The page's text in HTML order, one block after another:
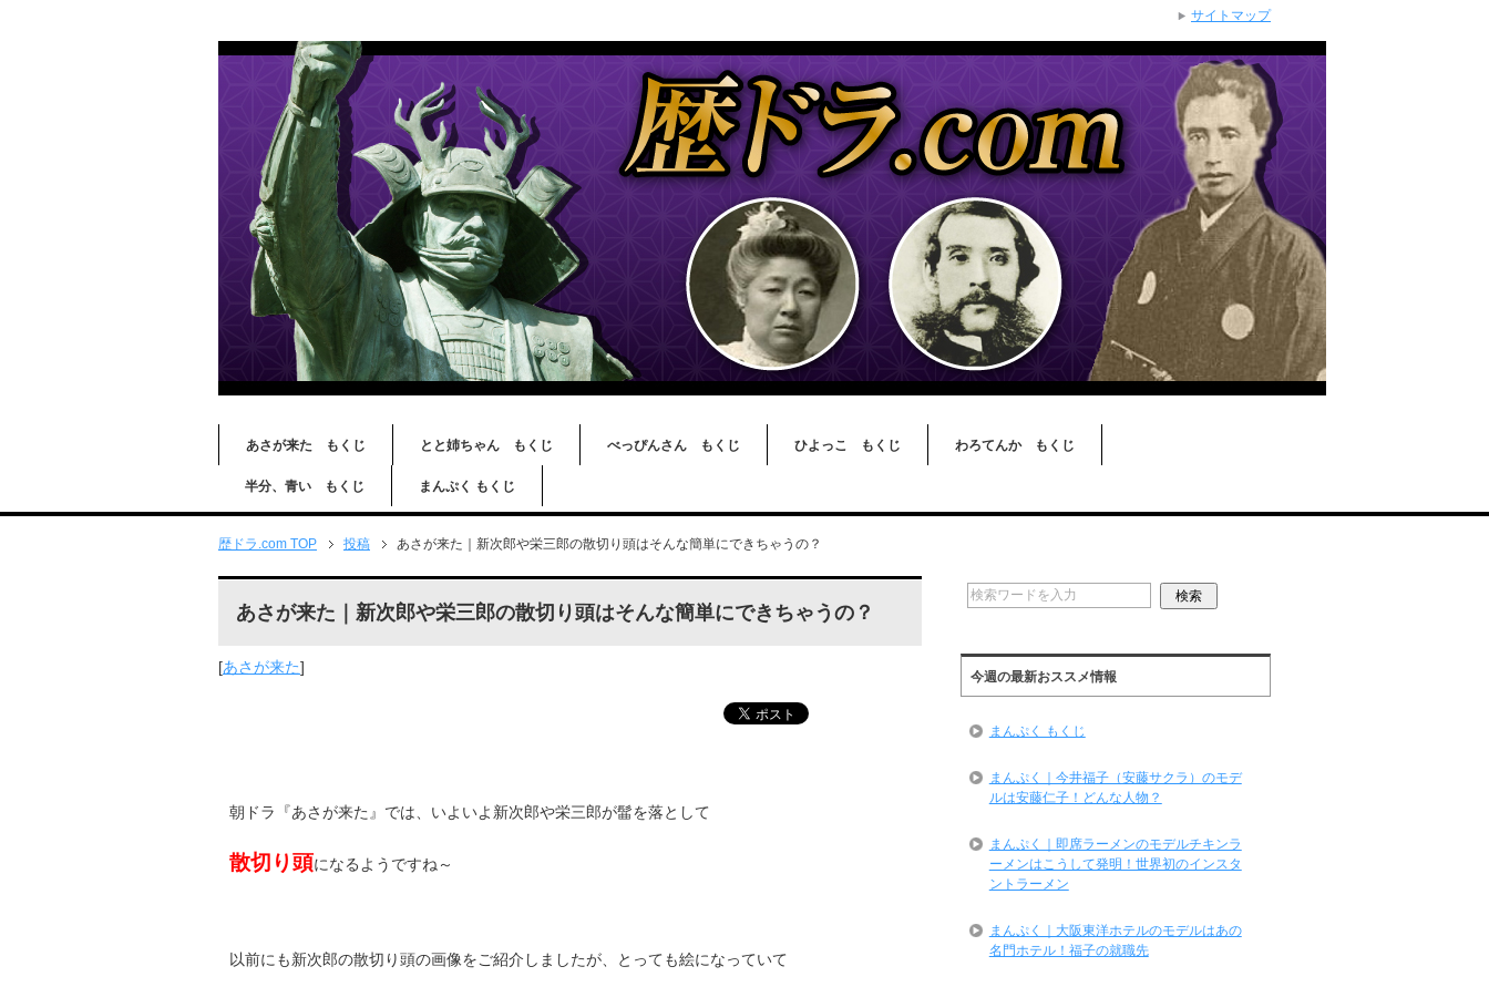
あさが来た もくじ とと姉ちゃん もくじ べっぴんさん もくじ ひよっこ もくじ わろてんか もくじ
半分、青い もくじ まんぷく もくじ
歴ドラ.com TOP 投稿 あさが来た｜新次郎や栄三郎の散切り頭はそんな簡単にできちゃうの？
あさが来た｜新次郎や栄三郎の散切り頭はそんな簡単にできちゃうの？
[あさが来た]
朝ドラ『あさが来た』では、いよいよ新次郎や栄三郎が髷を落として
散切り頭になるようですね～
以前にも新次郎の散切り頭の画像をご紹介しましたが、とっても絵になっていて
今週の最新おススメ情報
まんぷく もくじ
まんぷく｜今井福子（安藤サクラ）のモデ
ルは安藤仁子！どんな人物？
まんぷく｜即席ラーメンのモデルチキンラ
ーメンはこうして発明！世界初のインスタ
ントラーメン
まんぷく｜大阪東洋ホテルのモデルはあの
名門ホテル！福子の就職先
サイトマップ